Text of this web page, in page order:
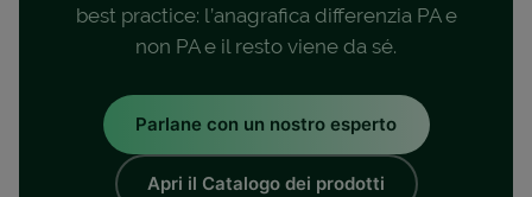
best practice: l’anagrafica differenzia PA e
non PA e il resto viene da sé.
Parlane con un nostro esperto
Apri il Catalogo dei prodotti